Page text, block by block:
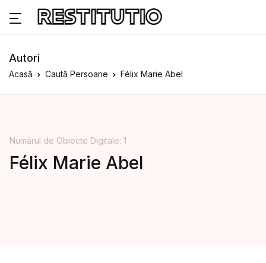
Autori
Acasă Caută Persoane Félix Marie Abel
Numărul de Obiecte Digitale: 1
Félix Marie Abel